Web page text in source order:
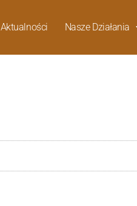
Aktualności Nasze Działania